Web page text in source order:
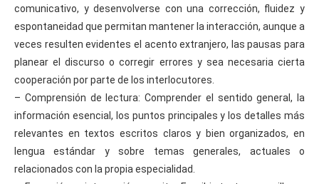
comunicativo, y desenvolverse con una corrección, fluidez y
espontaneidad que permitan mantener la interacción, aunque a
veces resulten evidentes el acento extranjero, las pausas para
planear el discurso o corregir errores y sea necesaria cierta
cooperación por parte de los interlocutores.
– Comprensión de lectura: Comprender el sentido general, la
información esencial, los puntos principales y los detalles más
relevantes en textos escritos claros y bien organizados, en
lengua estándar y sobre temas generales, actuales o
relacionados con la propia especialidad.